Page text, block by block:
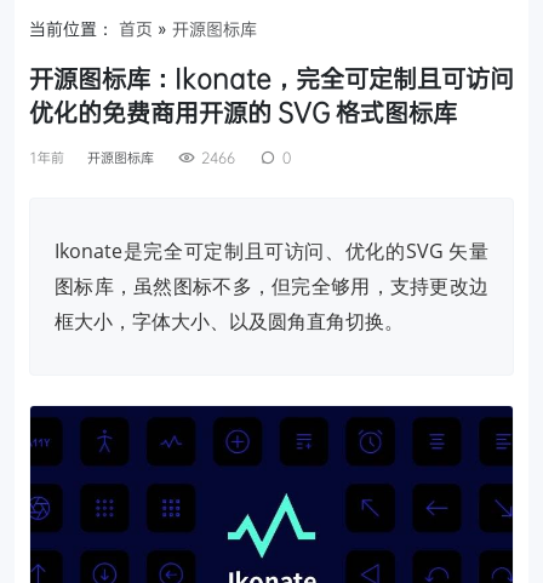
当前位置： 首页 » 开源图标库
开源图标库：Ikonate，完全可定制且可访问
优化的免费商用开源的 SVG 格式图标库
1年前 开源图标库 2466 0
Ikonate是完全可定制且可访问、优化的SVG 矢量
图标库，虽然图标不多，但完全够用，支持更改边
框大小，字体大小、以及圆角直角切换。